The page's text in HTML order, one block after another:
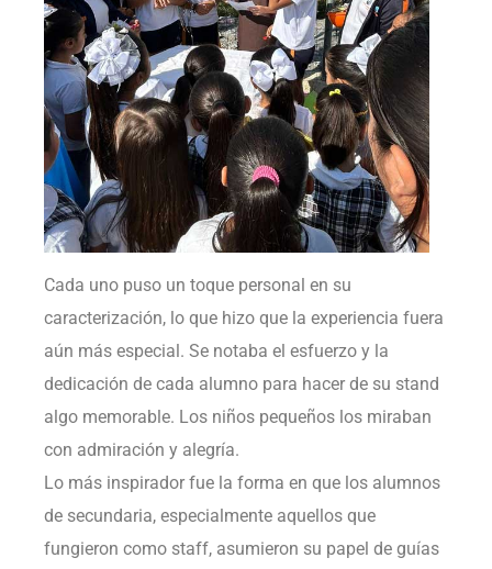
Cada uno puso un toque personal en su
caracterización, lo que hizo que la experiencia fuera
aún más especial. Se notaba el esfuerzo y la
dedicación de cada alumno para hacer de su stand
algo memorable. Los niños pequeños los miraban
con admiración y alegría.
Lo más inspirador fue la forma en que los alumnos
de secundaria, especialmente aquellos que
fungieron como staff, asumieron su papel de guías